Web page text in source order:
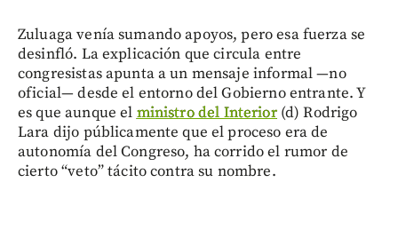
Zuluaga venía sumando apoyos, pero esa fuerza se
desinfló. La explicación que circula entre
congresistas apunta a un mensaje informal —no
oficial— desde el entorno del Gobierno entrante. Y
es que aunque elministro del Interior(d) Rodrigo
Lara dijo públicamente que el proceso era de
autonomía del Congreso, ha corrido el rumor de
cierto “veto” tácito contra su nombre.